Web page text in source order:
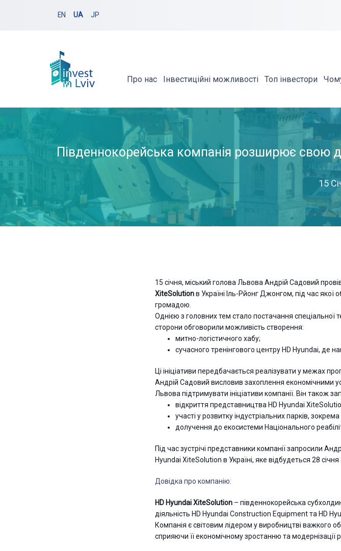
EN UA JP
Про нас Інвестиційні можливості Топ інвестори
Південнокорейська компанія розширює свою
15
15 січня, міський голова ЛьвоваАндрій Садовий
XiteSolution в Україні Іль-Рйонг Джонгом, під час якої
громадою.
Однією з головних тем стало постачання спеціальної
сторони обговорили можливість створення:
митно-логістичного хабу;
сучасного тренінгового центру HD Hyundai, де
Ці ініціативи передбачається реалізувати у межах
Андрій Садовий висловив захоплення економічними
Львова підтримувати ініціативи компанії. Він також
відкриття представництва HD Hyundai
участі у розвитку індустріальних парків,
долучення до екосистеми Національного
Під час зустрічі представники компанії запросили
Hyundai XiteSolution в Україні, яке відбудеться 28
Довідка про компанію:
HD Hyundai XiteSolution – південнокорейська
діяльність HD Hyundai Construction Equipment та HD
Компанія є світовим лідером у виробництві важкого
сприяючи її економічному зростанню та модернізації